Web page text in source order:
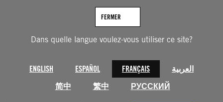
Dans quelle langue voulez-vous utiliser ce site?
ENGLISH ESPAÑOL FRANÇAIS
العربية
简中
繁中 РУССКИЙ
FERMER